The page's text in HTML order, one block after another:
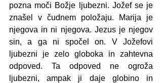
pozna moči Božje ljubezni. Jožef se je
znašel v čudnem položaju. Marija je
njegova in ni njegova. Jezus je njegov
sin, a ga ni spočel on. V Jožefovi
ljubezni je zelo globoka in zahtevna
odpoved. Ta odpoved ne ogroža
ljubezni, ampak ji daje globino in